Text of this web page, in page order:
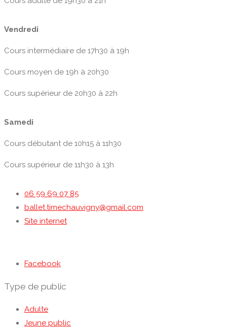
Vendredi
Cours intermédiaire de 17h30 à 19h
Cours moyen de 19h à 20h30
Cours supérieur de 20h30 à 22h
Samedi
Cours débutant de 10h15 à 11h30
Cours supérieur de 11h30 à 13h
06 59 69 07 85
ballet.timechauvigny@gmail.com
Site internet
Facebook
Type de public
Adulte
Jeune public